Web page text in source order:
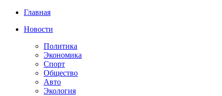
Главная
Новости
Политика
Экономика
Спорт
Общество
Авто
Экология